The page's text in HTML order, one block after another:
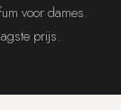
voor dames.
prijs.